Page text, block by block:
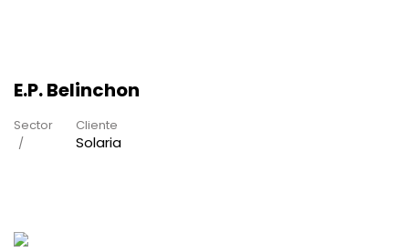
E.P. Belinchon
Sector Cliente
Solaria